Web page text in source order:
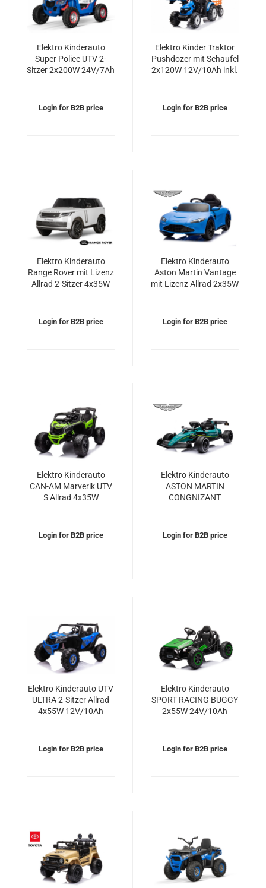
Elektro Kinderauto
Super Police UTV 2-
Sitzer 2x200W 24V/7Ah
Login for B2B price
Elektro Kinder Traktor
Pushdozer mit Schaufel
2x120W 12V/10Ah inkl.
Login for B2B price
Elektro Kinderauto
Range Rover mit Lizenz
Allrad 2-Sitzer 4x35W
Login for B2B price
Elektro Kinderauto
Aston Martin Vantage
mit Lizenz Allrad 2x35W
Login for B2B price
Elektro Kinderauto
CAN-AM Marverik UTV
S Allrad 4x35W
Login for B2B price
Elektro Kinderauto
ASTON MARTIN
CONGNIZANT
Login for B2B price
Elektro Kinderauto UTV
ULTRA 2-Sitzer Allrad
4x55W 12V/10Ah
Login for B2B price
Elektro Kinderauto
SPORT RACING BUGGY
2x55W 24V/10Ah
Login for B2B price